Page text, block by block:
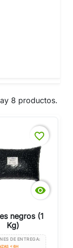
8 productos.

favorite_border
negros (1
Kg)
DE ENTREGA:
< 6H